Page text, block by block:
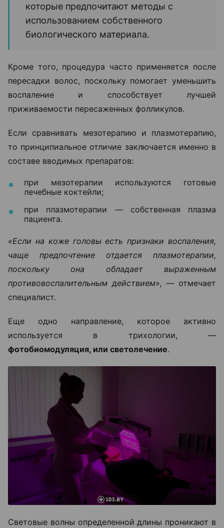
которые предпочитают методы с
использованием собственного
биологического материала.
Кроме того, процедура часто применяется после
пересадки волос, поскольку помогает уменьшить
воспаление и способствует лучшей
приживаемости пересаженных фолликулов.
Если сравнивать мезотерапию и плазмотерапию,
то принципиальное отличие заключается именно в
составе вводимых препаратов:
при мезотерапии используются готовые
лечебные коктейли;
при плазмотерапии — собственная плазма
пациента.
«Если на коже головы есть признаки воспаления,
чаще предпочтение отдается плазмотерапии,
поскольку она обладает выраженным
противовоспалительным действием», — отмечает
специалист.
Еще одно направление, которое активно
используется в трихологии, —
фотобиомодуляция, или светолечение.
Световые волны определенной длины проникают в